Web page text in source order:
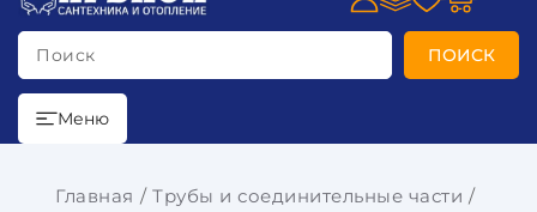
Поиск ПОИСК
Меню
Главная
Трубы и соединительные части